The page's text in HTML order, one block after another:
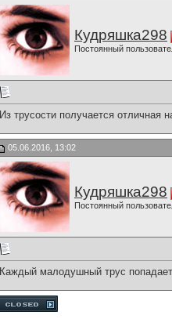
Кудряшка298
Постоянный
Из трусости получается отличная
05.06.2016, 13:02
Кудряшка298
Постоянный
Каждый малодушный трус